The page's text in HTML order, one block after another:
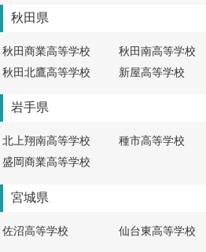
秋田県
秋田商業高等学校 秋田南高等学校
秋田北鷹高等学校
新屋高等学校
岩手県
北上翔南高等学校 種市高等学校
盛岡商業高等学校
宮城県
佐沼高等学校 仙台東高等学校